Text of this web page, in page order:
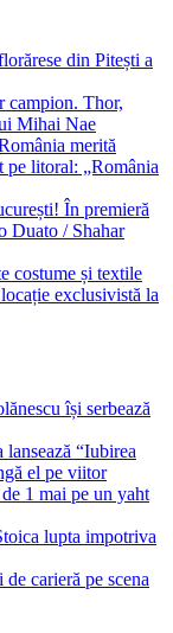
din Pitești a
campion. Thor,
Mihai Nae
merită
litoral: „România
În premieră
Duato / Shahar
costume și textile
exclusivistă la
își serbează
“Iubirea
el pe viitor
1 mai pe un yaht
lupta impotriva
carieră pe scena